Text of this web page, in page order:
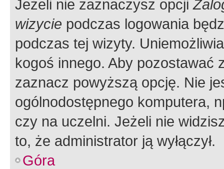
Jeżeli nie zaznaczysz opcji
wizycie podczas logowania
podczas tej wizyty.
kogoś innego. Aby pozostawać
zaznacz powyższą opcję. Nie
ogólnodostępnego komputera,
czy na uczelni. Jeżeli nie
to, że administrator ją wyłączył.
Góra